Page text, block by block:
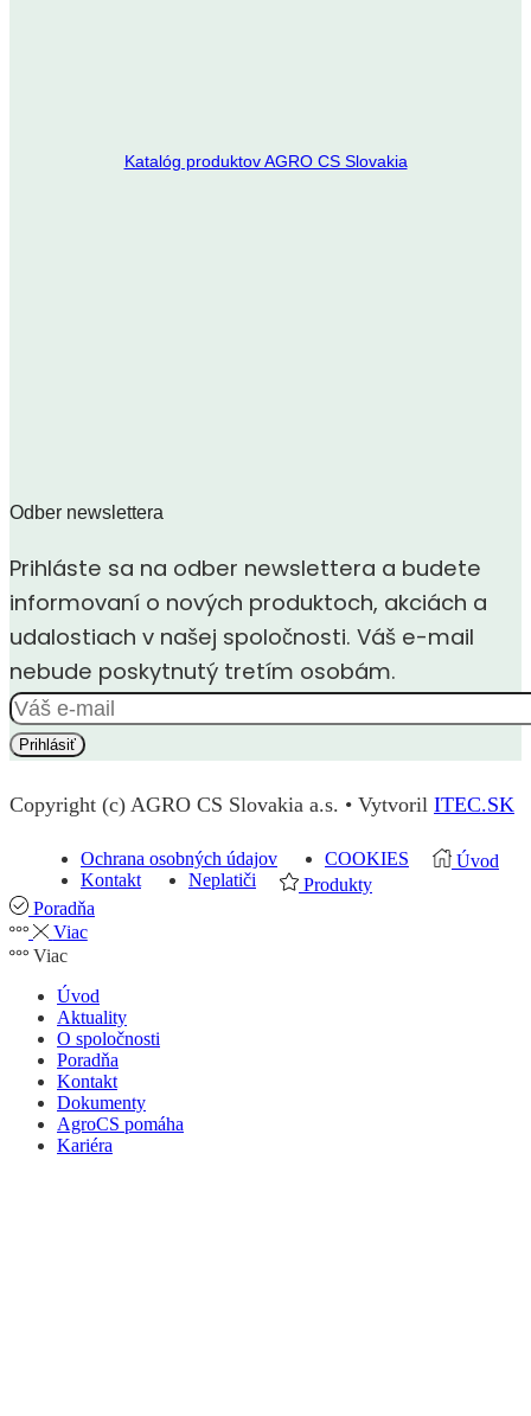
Katalóg produktov AGRO CS Slovakia
Odber newslettera
Prihláste sa na odber newslettera a budete
informovaní o nových produktoch, akciách a
udalostiach v našej spoločnosti. Váš e-mail
nebude poskytnutý tretím osobám.
Copyright (c) AGRO CS Slovakia a.s. • Vytvoril ITEC.SK
Ochrana osobných údajov
COOKIES
Kontakt
Neplatiči
Úvod
Produkty
Poradňa
Viac
Viac
Úvod
Aktuality
O spoločnosti
Poradňa
Kontakt
Dokumenty
AgroCS pomáha
Kariéra